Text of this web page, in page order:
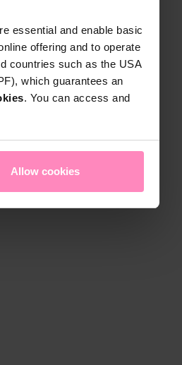
essential and enable basic
offering and to operate
countries such as the USA
which guarantees an
. You can access and
Allow cookies